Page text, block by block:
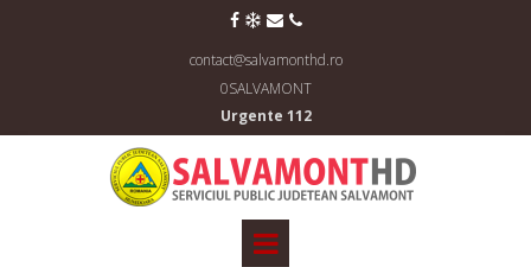
   
contact@salvamonthd.ro
0SALVAMONT
Urgente 112